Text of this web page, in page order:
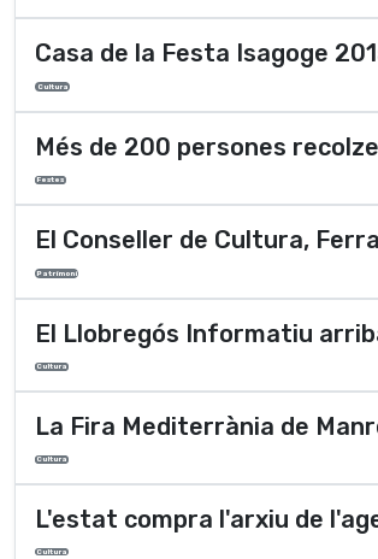
Casa de la Festa Isagoge
Cultura
Més de 200 persones
Festes
El Conseller de Cultura,
Patrimoni
El Llobregós Informatiu
Cultura
La Fira Mediterrània de
Cultura
L'estat compra l'arxiu de
Cultura